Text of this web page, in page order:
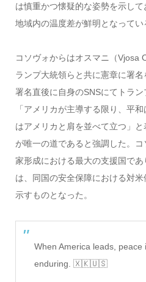
は慎重かつ懐疑的な姿勢を示し
地域内の温度差が鮮明となってい
コソヴォからはオスマニ（Vjosa
ランプ大統領らと共に憲章に署
署名直後に自身のSNSにてトラン
「アメリカが主導する限り、平
はアメリカと肩を並べて立つ」
が唯一の道であると強調した。
家形成における最大の支援国で
は、同国の安全保障における対
示すものとなった。
When America leads, peace
enduring. 🇽🇰🇺🇸